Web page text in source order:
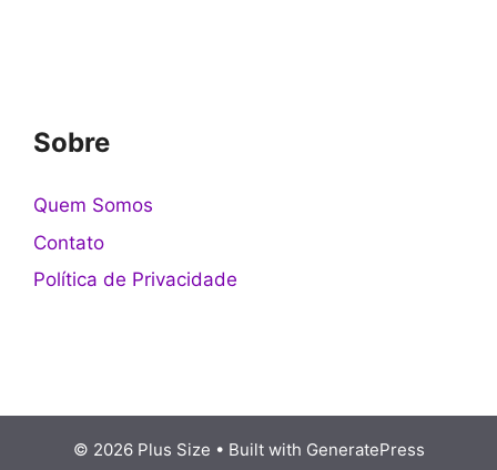
Sobre
Quem Somos
Contato
Política de Privacidade
© 2026 Plus Size • Built with GeneratePress